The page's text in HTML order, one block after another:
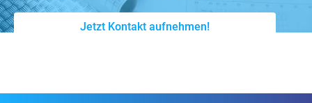
Jetzt Kontakt aufnehmen!